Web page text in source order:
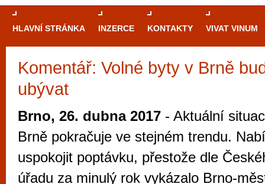
HLAVNÍ STRÁNKA INZERCE KONTAKTY VIVAT VINUM
Komentář: Volné byty v Brně
ubývat
Brno, 26. dubna 2017 - Aktuální
Brně pokračuje ve stejném trendu.
uspokojit poptávku, přestože dle
úřadu za minulý rok vykázalo Brno-
Průvodce
Brno je
zajímavé
restaurace,
Mimo jiné je ale také místem, kde si